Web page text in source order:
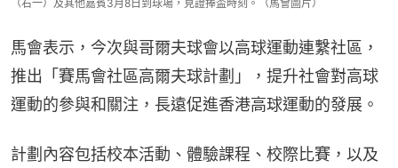
（右一）及其他嘉賓3月8日到球場，見證捧盃時刻。（馬會圖片）
馬會表示，今次與哥爾夫球會以高球運動連繫社區，
推出「賽馬會社區高爾夫球計劃」，提升社會對高球
運動的參與和關注，長遠促進香港高球運動的發展。
計劃內容包括校本活動、體驗課程、校際比賽，以及